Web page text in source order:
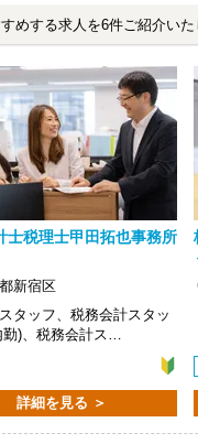
めする求人を6件ご紹介いた
士税理士甲田拓也事務所
新宿区
タッフ、税務会計スタッ
勤)、税務会計ス…
詳細を見る ＞